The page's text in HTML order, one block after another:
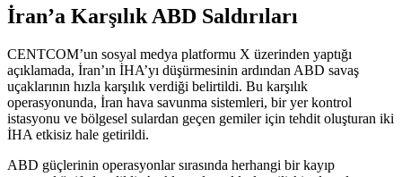
İran’a Karşılık ABD Saldırıları
CENTCOM’un sosyal medya platformu X üzerinden yaptığı
açıklamada, İran’ın İHA’yı düşürmesinin ardından ABD savaş
uçaklarının hızla karşılık verdiği belirtildi. Bu karşılık
operasyonunda, İran hava savunma sistemleri, bir yer kontrol
istasyonu ve bölgesel sulardan geçen gemiler için tehdit oluşturan iki
İHA etkisiz hale getirildi.
ABD güçlerinin operasyonlar sırasında herhangi bir kayıp